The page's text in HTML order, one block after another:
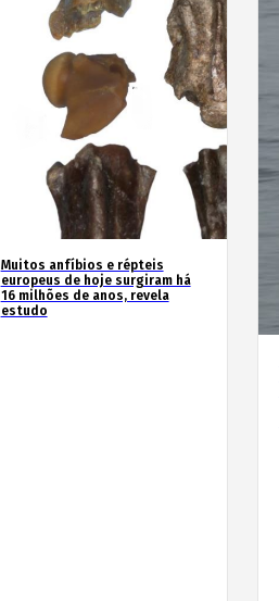
Muitos anfíbios e répteis
europeus de hoje surgiram há
16 milhões de anos, revela
estudo